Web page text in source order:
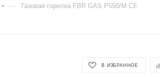
— Газовая горелка FBR GAS P550/M CE
В ИЗБРАННОЕ